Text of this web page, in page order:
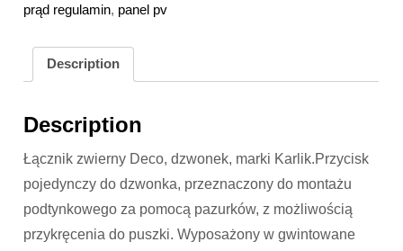
prąd regulamin, panel pv
Description
Description
Łącznik zwierny Deco, dzwonek, marki Karlik.Przycisk
pojedynczy do dzwonka, przeznaczony do montażu
podtynkowego za pomocą pazurków, z możliwością
przykręcenia do puszki. Wyposażony w gwintowane